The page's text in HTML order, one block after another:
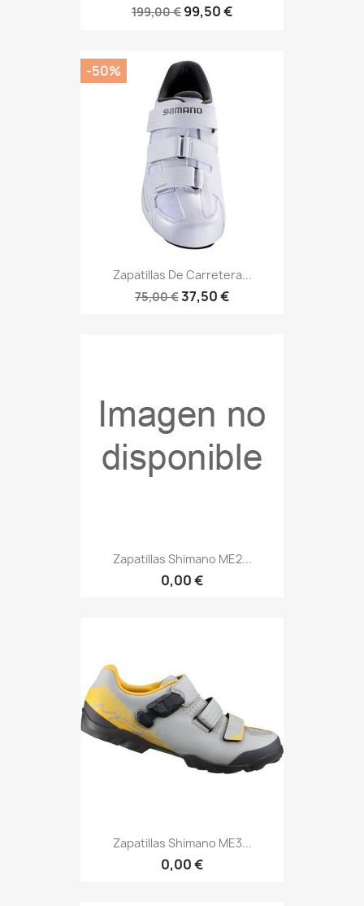
199,00 € 99,50 €
Zapatillas De Carretera...
75,00 €37,50 €
-50%
Zapatillas Shimano ME2...
0,00 €
Zapatillas Shimano ME3...
0,00 €